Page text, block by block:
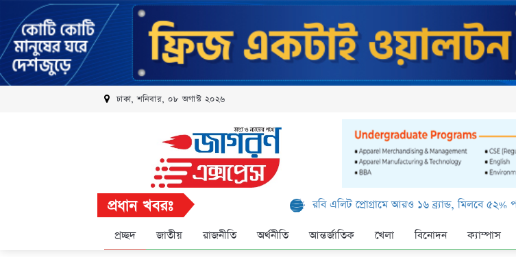
ঢাকা, শনিবার, ০৮ অগাস্ট ২০২৬
প্রধান খবরঃ রবি এলিট প্রোগ্রামে আরও ১৬ ব্র্যান্ড, মিলবে ৫২% পর্যন্ত ছাড়
প্রচ্ছদ জাতীয় রাজনীতি অর্থনীতি আন্তর্জাতিক খেলা বিনোদন ক্যাম্পাস